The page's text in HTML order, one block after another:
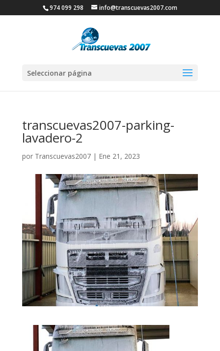
974 099 298 info@transcuevas2007.com
Seleccionar página
transcuevas2007-parking-
lavadero-2
por Transcuevas2007| Ene 21, 2023